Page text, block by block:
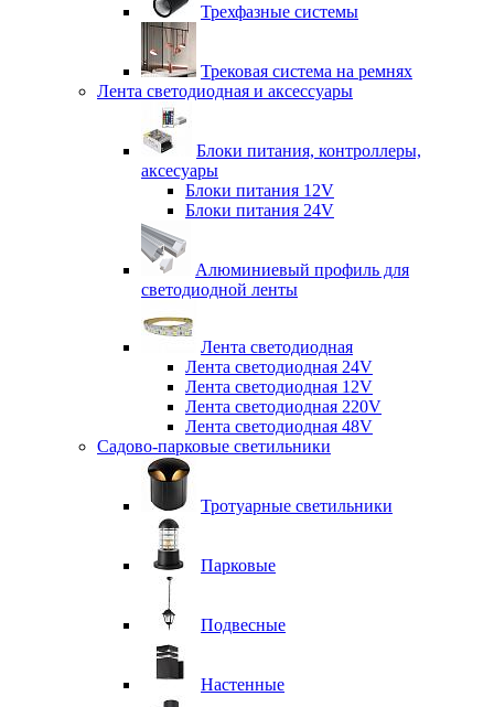
Трехфазные системы
Трековая система на ремнях
Лента светодиодная и аксессуары
Блоки питания, контроллеры,
аксесуары
Блоки питания 12V
Блоки питания 24V
Алюминиевый профиль для
светодиодной ленты
Лента светодиодная
Лента светодиодная 24V
Лента светодиодная 12V
Лента светодиодная 220V
Лента светодиодная 48V
Садово-парковые светильники
Тротуарные светильники
Парковые
Подвесные
Настенные